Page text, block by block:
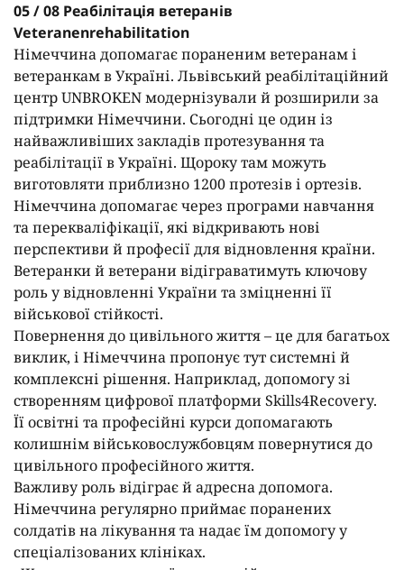
05 / 08 Реабілітація ветеранів
Veteranenrehabilitation
Німеччина допомагає пораненим ветеранам і
ветеранкам в Україні. Львівський реабілітаційний
центр UNBROKEN модернізували й розширили за
підтримки Німеччини. Сьогодні це один із
найважливіших закладів протезування та
реабілітації в Україні. Щороку там можуть
виготовляти приблизно 1200 протезів і ортезів.
Німеччина допомагає через програми навчання
та перекваліфікації, які відкривають нові
перспективи й професії для відновлення країни.
Ветеранки й ветерани відіграватимуть ключову
роль у відновленні України та зміцненні її
військової стійкості.
Повернення до цивільного життя – це для багатьох
виклик, і Німеччина пропонує тут системні й
комплексні рішення. Наприклад, допомогу зі
створенням цифрової платформи Skills4Recovery.
Її освітні та професійні курси допомагають
колишнім військовослужбовцям повернутися до
цивільного професійного життя.
Важливу роль відіграє й адресна допомога.
Німеччина регулярно приймає поранених
солдатів на лікування та надає їм допомогу у
спеціалізованих клініках.